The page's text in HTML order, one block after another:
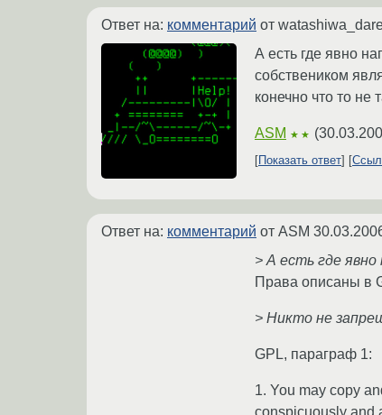
Ответ на: комментарий от
А есть где явно
собствеником
конечно что то не
ASM ★★ (
Показать ответ
Ответ на: комментарий от ASM
> А есть где
Права описаны в
> Никто не
GPL, параграф 1:
1. You may copy
conspicuously and